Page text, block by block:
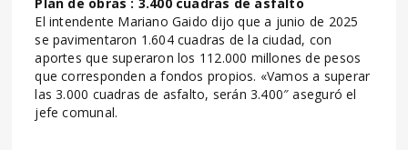
El intendente Mariano Gaido dijo que a junio de 2025
se pavimentaron 1.604 cuadras de la ciudad, con
aportes que superaron los 112.000 millones de pesos
que corresponden a fondos propios. «Vamos a superar
las 3.000 cuadras de asfalto, serán 3.400″ aseguró el
jefe comunal.